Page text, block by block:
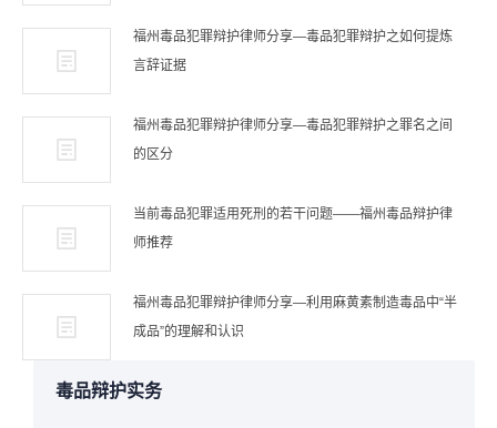
福州毒品犯罪辩护律师分享—毒品犯罪辩护之如何提炼
言辞证据
福州毒品犯罪辩护律师分享—毒品犯罪辩护之罪名之间
的区分
当前毒品犯罪适用死刑的若干问题——福州毒品辩护律
师推荐
福州毒品犯罪辩护律师分享—利用麻黄素制造毒品中“半
成品”的理解和认识
毒品辩护实务